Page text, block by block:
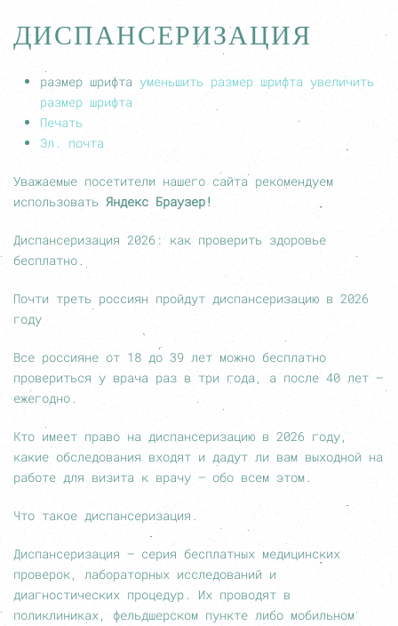
ДИСПАНСЕРИЗАЦИЯ
размер шрифта уменьшить размер шрифта увеличить
размер шрифта
Печать
Эл. почта
Уважаемые посетители нашего сайта рекомендуем
использовать Яндекс Браузер!
Диспансеризация 2026: как проверить здоровье
бесплатно.
Почти треть россиян пройдут диспансеризацию в 2026
году
Все россияне от 18 до 39 лет можно бесплатно
провериться у врача раз в три года, а после 40 лет —
ежегодно.
Кто имеет право на диспансеризацию в 2026 году,
какие обследования входят и дадут ли вам выходной на
работе для визита к врачу — обо всем этом.
Что такое диспансеризация.
Диспансеризация — серия бесплатных медицинских
проверок, лабораторных исследований и
диагностических процедур. Их проводят в
поликлиниках, фельдшерском пункте либо мобильном